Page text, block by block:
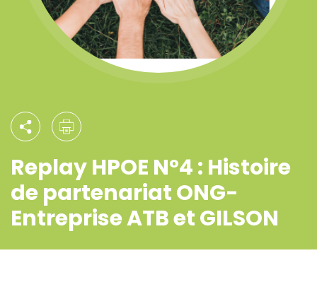
Replay HPOE N°4 : Histoire
de partenariat ONG-
Entreprise ATB et GILSON